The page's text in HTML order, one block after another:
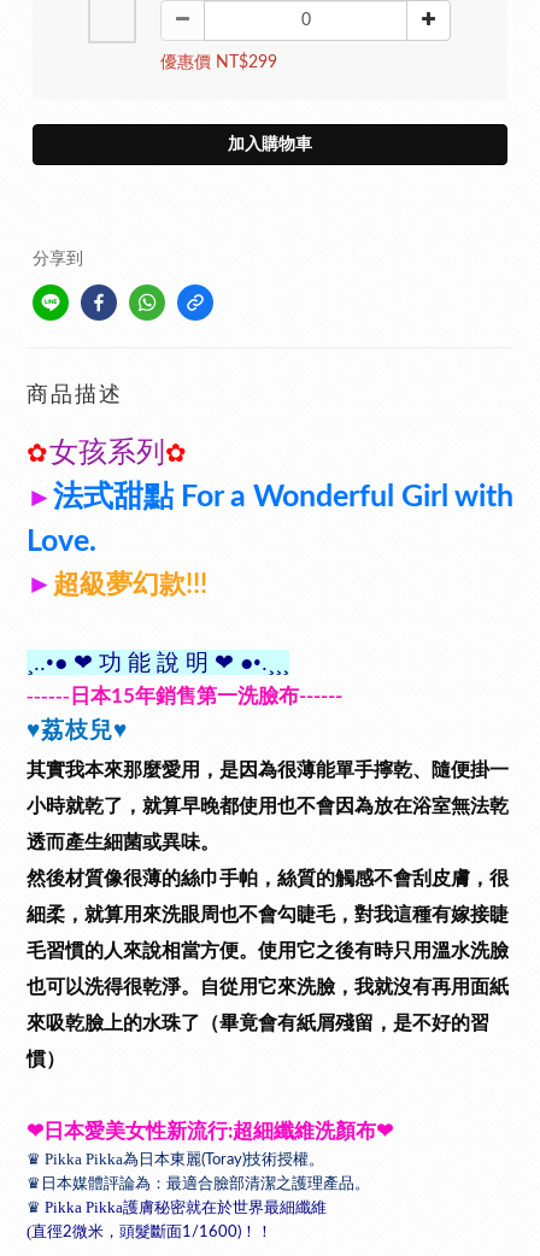
優惠價 NT$299
加入購物車
分享到
商品描述
✿女孩系列 ✿
►法式甜點 For a Wonderful Girl with
Love.
► 超級夢幻款!!!
¸..•● ❤ 功 能 說 明 ❤ ●•.¸¸¸
------ 日本15年銷售第一洗臉布------
♥荔枝兒♥
其實我本來那麼愛用，是因為很薄能單手擰乾、隨便掛一
小時就乾了，就算早晚都使用也不會因為放在浴室無法乾
透而產生細菌或異味。
然後材質像很薄的絲巾手帕，絲質的觸感不會刮皮膚，很
細柔，就算用來洗眼周也不會勾睫毛，對我這種有嫁接睫
毛習慣的人來說相當方便。使用它之後有時只用溫水洗臉
也可以洗得很乾淨。
自從用它來洗臉，我就沒有再用面紙
來吸乾臉上的水珠了（畢竟會有紙屑殘留，是不好的習
慣）
❤ 日本愛美女性新流行:超細纖維洗顏布❤
♛ Pikka Pikka為日本東麗(Toray)技術授權。
♛ 日本媒體評論為：最適合臉部清潔之護理產品。
♛ Pikka Pikka護膚秘密就在於世界最細纖維
(直徑2微米，頭髮斷面1/1600) ！！